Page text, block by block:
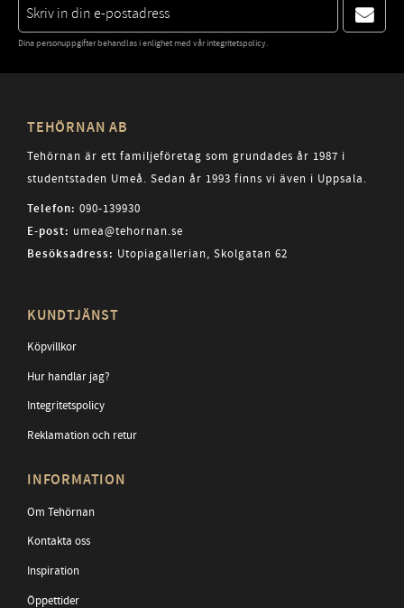
Dina personuppgifter behandlas i enlighet med vårintegritetspolicy.
TEHÖRNAN AB
Tehörnan är ett familjeföretag som grundades år 1987 i
studentstaden Umeå. Sedan år 1993 finns vi även i Uppsala.
Telefon: 090-139930
E-post: umea@tehornan.se
Besöksadress: Utopiagallerian, Skolgatan 62
KUNDTJÄNST
Köpvillkor
Hur handlar jag?
Integritetspolicy
Reklamation och retur
INFORMATION
Om Tehörnan
Kontakta oss
Inspiration
Öppettider